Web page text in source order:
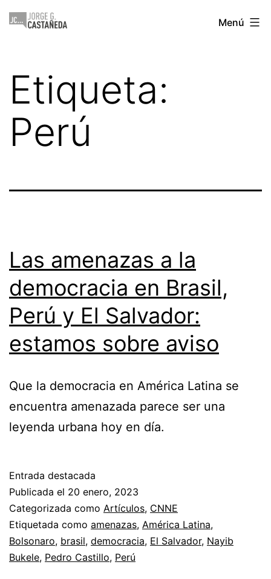
Saltar
Jorge
Menú
Etiqueta:
Perú
Las amenazas a la
democracia en Brasil,
Perú y El Salvador:
estamos sobre aviso
Que la democracia en América Latina se
encuentra amenazada parece ser una
leyenda urbana hoy en día.
Entrada destacada
Publicada el 20 enero, 2023
Categorizada como Artículos, CNNE
Etiquetada como amenazas, América Latina,
Bolsonaro, brasil, democracia, El Salvador, Nayib
Bukele, Pedro Castillo, Perú